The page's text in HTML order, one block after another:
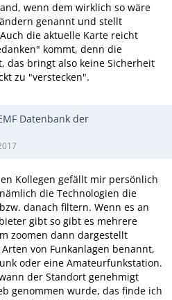
wenn dem wirklich so wäre
genannt und stellt
die aktuelle Karte reicht
kommt, denn die
das bringt also keine Sicherheit
zu "verstecken".
Datenbank der
Kollegen gefällt mir persönlich
die Technologien die
danach filtern. Wenn es an
gibt so gibt es mehrere
zoomen dann dargestellt
von Funkanlagen benannt,
oder eine Amateurfunkstation.
der Standort genehmigt
genommen wurde, das finde ich